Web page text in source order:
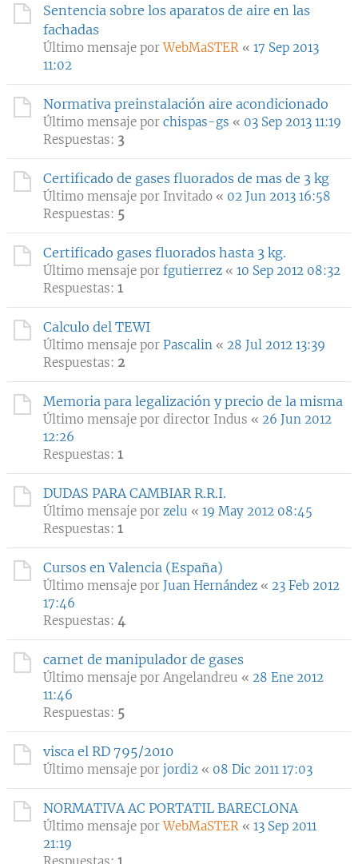
Sentencia sobre los aparatos de aire en las
fachadas
Último mensaje porWebMaSTER « 17 Sep 2013
11:02
Normativa preinstalación aire acondicionado
Último mensaje por chispas-gs « 03 Sep 2013 11:19
Respuestas: 3
Certificado de gases fluorados de mas de 3 kg
Último mensaje por Invitado « 02 Jun 2013 16:58
Respuestas: 5
Certificado gases fluorados hasta 3 kg.
Último mensaje por fgutierrez « 10 Sep 2012 08:32
Respuestas: 1
Calculo del TEWI
Último mensaje por Pascalin « 28 Jul 2012 13:39
Respuestas: 2
Memoria para legalización y precio de la misma
Último mensaje por director Indus « 26 Jun 2012
12:26
Respuestas: 1
DUDAS PARA CAMBIAR R.R.I.
Último mensaje por zelu « 19 May 2012 08:45
Respuestas: 1
Cursos en Valencia (España)
Último mensaje por Juan Hernández « 23 Feb 2012
17:46
Respuestas: 4
carnet de manipulador de gases
Último mensaje por Angelandreu « 28 Ene 2012
11:46
Respuestas: 5
visca el RD 795/2010
Último mensaje por jordi2 « 08 Dic 2011 17:03
NORMATIVA AC PORTATIL BARECLONA
Último mensaje porWebMaSTER « 13 Sep 2011
21:19